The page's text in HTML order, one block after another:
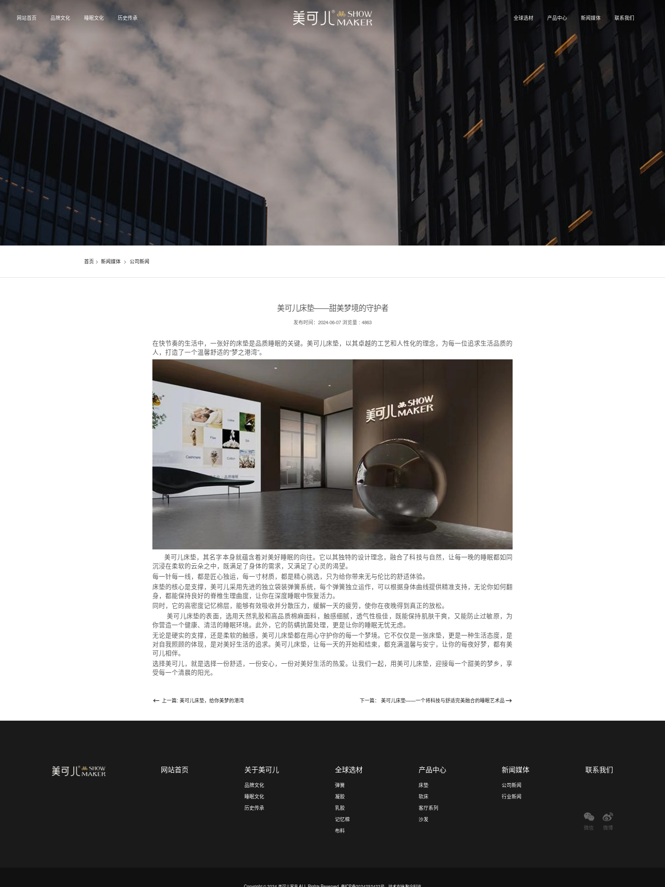
网站首页 品牌文化 睡眠文化 历史传承 全球选材 产品中心 新闻媒体 联系我们
首页 > 新闻媒体 > 公司新闻
美可儿床垫——甜美梦境的守护者
发布时间：2024-06-07 浏览量 : 4863
在快节奏的生活中，一张好的床垫是品质睡眠的关键。美可儿床垫，以其卓越的工艺和人性化的理念，为每一位追求生活品质的
人，打造了一个温馨舒适的“梦之港湾”。
美可儿床垫，其名字本身就蕴含着对美好睡眠的向往。它以其独特的设计理念，融合了科技与自然，让每一晚的睡眠都如同
沉浸在柔软的云朵之中，既满足了身体的需求，又满足了心灵的渴望。
每一针每一线，都是匠心独运，每一寸材质，都是精心挑选，只为给你带来无与伦比的舒适体验。
床垫的核心是支撑，美可儿采用先进的独立袋装弹簧系统，每个弹簧独立运作，可以根据身体曲线提供精准支持，无论你如何翻
身，都能保持良好的脊椎生理曲度，让你在深度睡眠中恢复活力。
同时，它的高密度记忆棉层，能够有效吸收并分散压力，缓解一天的疲劳，使你在夜晚得到真正的放松。
美可儿床垫的表面，选用天然乳胶和高品质棉麻面料，触感细腻，透气性极佳，既能保持肌肤干爽，又能防止过敏原，为
你营造一个健康、清洁的睡眠环境。此外，它的防螨抗菌处理，更是让你的睡眠无忧无虑。
无论是硬实的支撑，还是柔软的触感，美可儿床垫都在用心守护你的每一个梦境。它不仅仅是一张床垫，更是一种生活态度，是
对自我照顾的体现，是对美好生活的追求。美可儿床垫，让每一天的开始和结束，都充满温馨与安宁，让你的每夜好梦，都有美
可儿相伴。
选择美可儿，就是选择一份舒适，一份安心，一份对美好生活的热爱。让我们一起，用美可儿床垫，迎接每一个甜美的梦乡，享
受每一个清晨的阳光。
上一篇: 美可儿床垫，给你美梦的港湾 下一篇： 美可儿床垫——一个将科技与舒适完美融合的睡眠艺术品
网站首页 关于美可儿
品牌文化
睡眠文化
历史传承
全球选材
弹簧
凝胶
乳胶
记忆棉
布料
产品中心
床垫
软床
客厅系列
沙发
新闻媒体
公司新闻
行业新闻
联系我们
微信 微博
Copyright © 2024 美可儿家具 ALL Rights Reserved. 粤ICP备2024252422号 技术支持:聚全科技